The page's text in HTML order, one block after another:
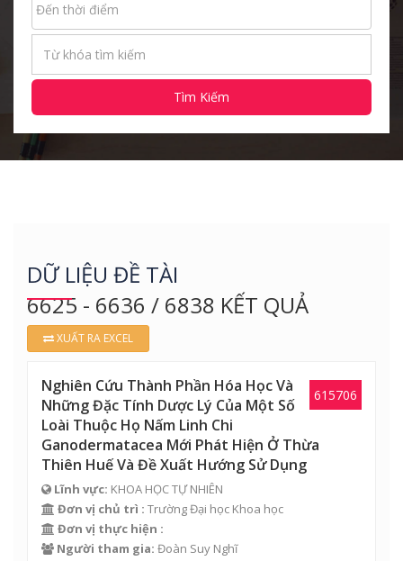
Tìm Kiếm
DỮ LIỆU ĐỀ TÀI
6625 - 6636 / 6838 KẾT QUẢ
XUẤT RA EXCEL
615706
Nghiên Cứu Thành Phần Hóa Học Và
Những Đặc Tính Dược Lý Của Một Số
Loài Thuộc Họ Nấm Linh Chi
Ganodermatacea Mới Phát Hiện Ở Thừa
Thiên Huế Và Đề Xuất Hướng Sử Dụng
Lĩnh vực: KHOA HỌC TỰ NHIÊN
Đơn vị chủ trì : Trường Đại học Khoa học
Đơn vị thực hiện :
Người tham gia: Đoàn Suy Nghĩ